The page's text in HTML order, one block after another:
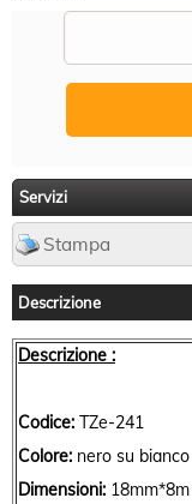
Servizi
Stampa
Descrizione
Descrizione :
Codice: TZe-241
Colore: nero su bianco
Dimensioni: 18mm*8m